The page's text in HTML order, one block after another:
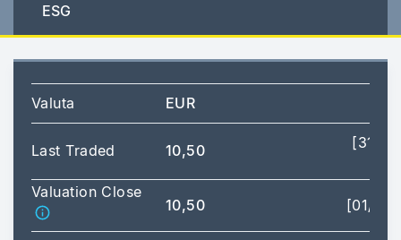
ESG
Valuta EUR
Last Traded 10,50
[31/
Valuation Close
10,50 [01/